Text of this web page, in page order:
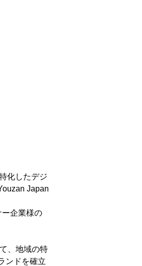
化したデジ
Japan
企業様の
、地域の特
ンドを確立